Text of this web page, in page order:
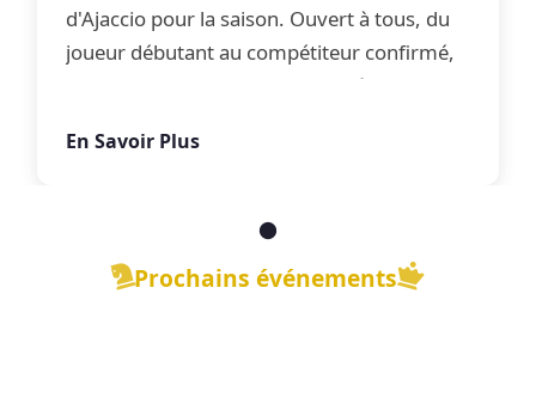
d'Ajaccio pour la saison. Ouvert à tous, du
joueur débutant au compétiteur confirmé,
le club propose une offre complète
de jeu libre dans une ambiance conviviale.
En Savoir Plus
Prochains événements